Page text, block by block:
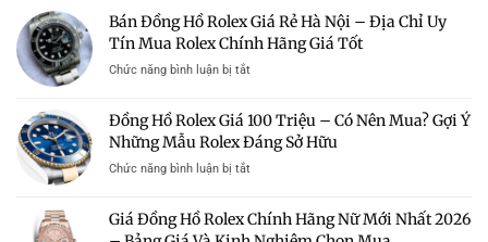
Bán Đồng Hồ Rolex Giá Rẻ Hà Nội – Địa Chỉ Uy
Tín Mua Rolex Chính Hãng Giá Tốt
Chức năng bình luận bị tắtở
Hồ
Rolex
Nội
–
Đồng Hồ Rolex Giá 100 Triệu – Có Nên Mua? Gợi Ý
Những Mẫu Rolex Đáng Sở Hữu
Chức năng bình luận bị tắtở
Rolex
Giá Đồng Hồ Rolex Chính Hãng Nữ Mới Nhất 2026